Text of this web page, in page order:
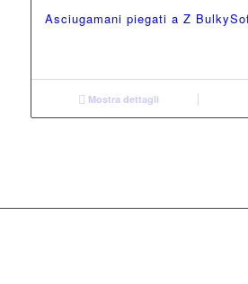
Asciugamani piegati a Z
Mostra dettagli